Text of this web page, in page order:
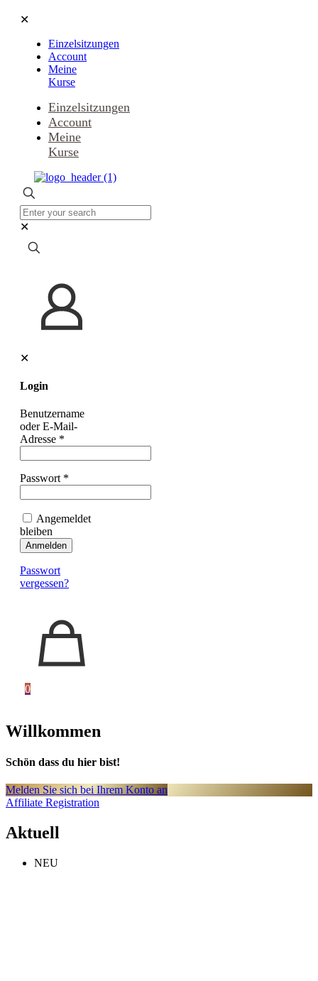
✕
Einzelsitzungen
Account
Meine
Kurse
Einzelsitzungen
Account
Meine
Kurse
✕
✕
Login
Benutzername
oder E-Mail-
Adresse *
Passwort *
Angemeldet
bleiben
Anmelden
Passwort
vergessen?
0
Willkommen
Schön dass du hier bist!
Melden Sie sich bei Ihrem Konto an
Affiliate Registration
Aktuell
NEU